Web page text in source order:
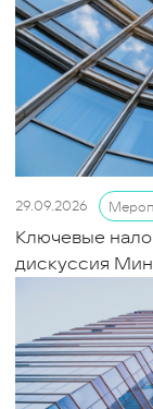
29.09.2026
Ключевые
дискуссия